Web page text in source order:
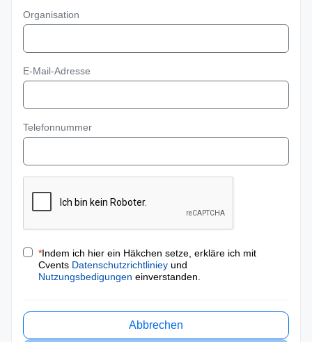
Organisation
E-Mail-Adresse
Telefonnummer
*Indem ich hier ein Häkchen setze, erkläre ich mit
Cvents Datenschutzrichtliniey und
Nutzungsbedigungen einverstanden.
Abbrechen